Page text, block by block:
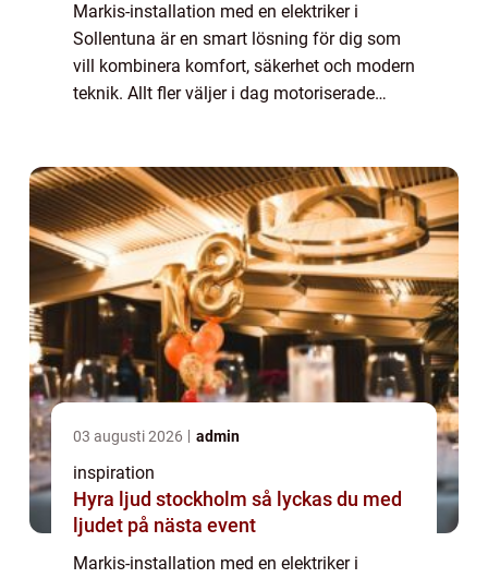
Markis-installation med en elektriker i
Sollentuna är en smart lösning för dig som
vill kombinera komfort, säkerhet och modern
teknik. Allt fler väljer i dag motoriserade
03 augusti 2026 admin
inspiration
Hyra ljud stockholm så lyckas du med
ljudet på nästa event
Markis-installation med en elektriker i